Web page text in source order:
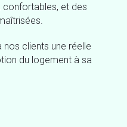
confortables, et des
clients une réelle
du logement à sa